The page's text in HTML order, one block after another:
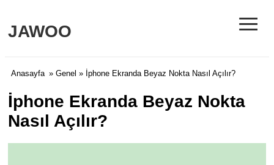
JAWOO ≡
Anasayfa » Genel » İphone Ekranda Beyaz Nokta Nasıl Açılır?
İphone Ekranda Beyaz Nokta
Nasıl Açılır?